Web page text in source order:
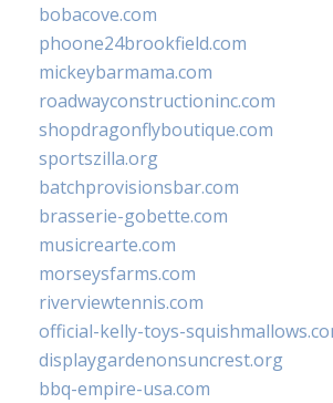
bobacove.com
phoone24brookfield.com
mickeybarmama.com
roadwayconstructioninc.com
shopdragonflyboutique.com
sportszilla.org
batchprovisionsbar.com
brasserie-gobette.com
musicrearte.com
morseysfarms.com
riverviewtennis.com
official-kelly-toys-
displaygardenonsuncrest.org
bbq-empire-usa.com